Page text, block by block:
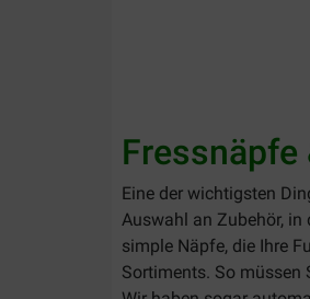
Fressnäpfe
Eine der wichtigsten
Auswahl an Zubehör, in
simple Näpfe, die Ihre
Sortiments. So müssen